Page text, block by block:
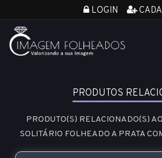
LOGIN
PRODUTOS
PRODUTO(S) RELACIONADO(S) AO
SOLITÁRIO FOLHEADO A PRATA